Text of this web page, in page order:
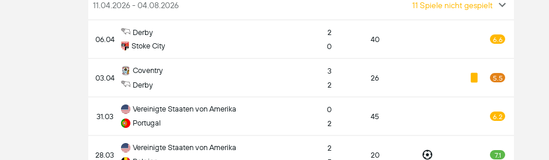
11.04.2026 - 04.08.2026 11 Spiele nicht gespielt
06.04
Derby
Stoke City
2
0
40 6.6
03.04
Coventry
Derby
3
2
26 5.5
31.03
Vereinigte Staaten von Amerika
Portugal
0
2
45 6.2
28.03
Vereinigte Staaten von Amerika
2
20 7.1